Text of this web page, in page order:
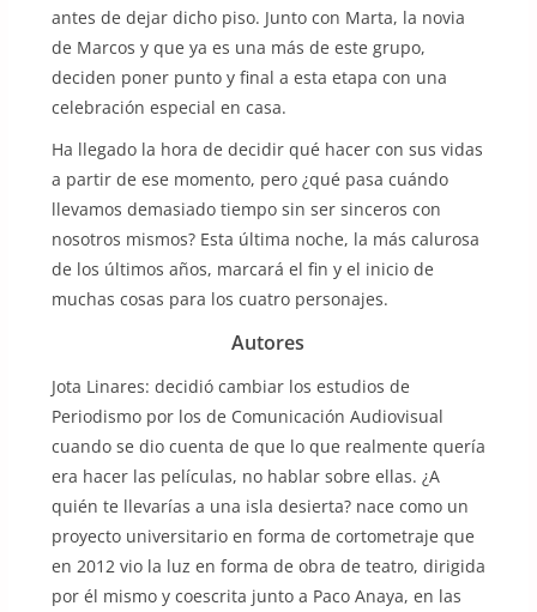
antes de dejar dicho piso. Junto con Marta, la novia
de Marcos y que ya es una más de este grupo,
deciden poner punto y final a esta etapa con una
celebración especial en casa.
Ha llegado la hora de decidir qué hacer con sus vidas
a partir de ese momento, pero ¿qué pasa cuándo
llevamos demasiado tiempo sin ser sinceros con
nosotros mismos? Esta última noche, la más calurosa
de los últimos años, marcará el fin y el inicio de
muchas cosas para los cuatro personajes.
Autores
Jota Linares: decidió cambiar los estudios de
Periodismo por los de Comunicación Audiovisual
cuando se dio cuenta de que lo que realmente quería
era hacer las películas, no hablar sobre ellas. ¿A
quién te llevarías a una isla desierta? nace como un
proyecto universitario en forma de cortometraje que
en 2012 vio la luz en forma de obra de teatro, dirigida
por él mismo y coescrita junto a Paco Anaya, en las